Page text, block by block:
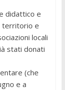
didattico e
territorio e
locali
stati donati
(che
e a